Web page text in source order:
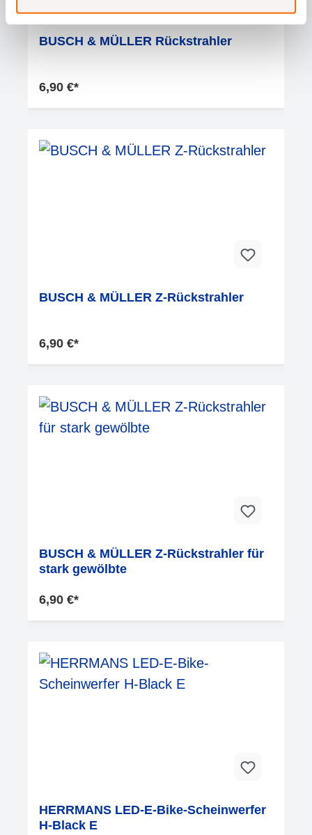
BUSCH & MÜLLER Rückstrahler
6,90 €*
BUSCH & MÜLLER Z-Rückstrahler
6,90 €*
BUSCH & MÜLLER Z-Rückstrahler für
stark gewölbte
6,90 €*
HERRMANS LED-E-Bike-Scheinwerfer
H-Black E